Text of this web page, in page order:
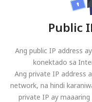
Public
Ang public IP address
konektado sa
Ang private IP address
network, na hindi
private IP ay